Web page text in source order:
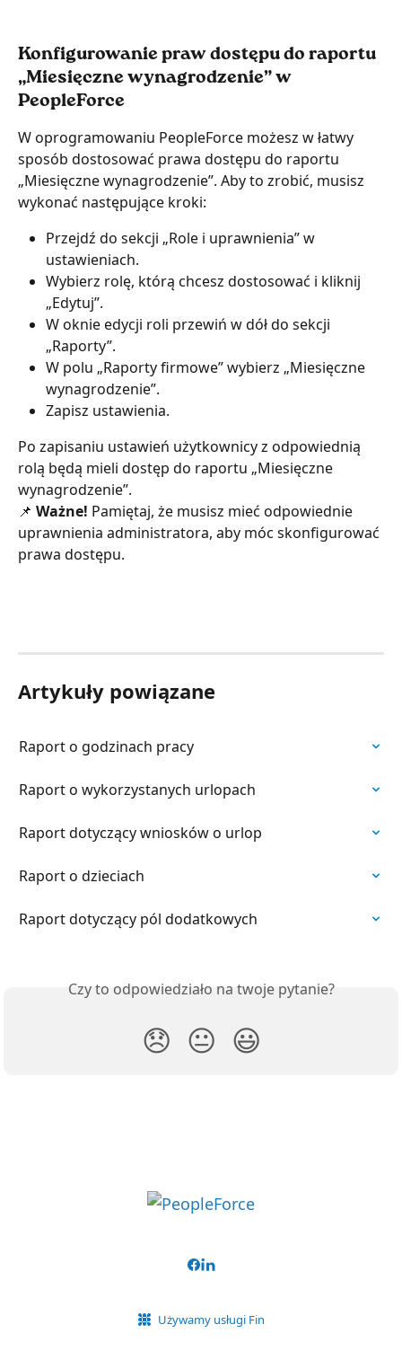
Konfigurowanie praw dostępu do raportu
„Miesięczne wynagrodzenie” w
PeopleForce
W oprogramowaniu PeopleForce możesz w łatwy
sposób dostosować prawa dostępu do raportu
„Miesięczne wynagrodzenie”. Aby to zrobić, musisz
wykonać następujące kroki:
Przejdź do sekcji „Role i uprawnienia” w
ustawieniach.
Wybierz rolę, którą chcesz dostosować i kliknij
„Edytuj”.
W oknie edycji roli przewiń w dół do sekcji
„Raporty”.
W polu „Raporty firmowe” wybierz „Miesięczne
wynagrodzenie”.
Zapisz ustawienia.
Po zapisaniu ustawień użytkownicy z odpowiednią
rolą będą mieli dostęp do raportu „Miesięczne
wynagrodzenie”.
📌 Ważne! Pamiętaj, że musisz mieć odpowiednie
uprawnienia administratora, aby móc skonfigurować
prawa dostępu.
Artykuły powiązane
Raport o godzinach pracy
Raport o wykorzystanych urlopach
Raport dotyczący wniosków o urlop
Raport o dzieciach
Raport dotyczący pól dodatkowych
Czy to odpowiedziało na twoje pytanie?
😞 😐 😃
Używamy usługi Fin